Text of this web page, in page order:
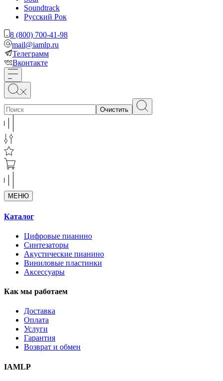
Soundtrack
Русский Рок
8 (800) 700-41-98
mail@iamlp.ru
Телеграмм
Вконтакте
Очистить
МЕНЮ
Каталог
Цифровые пианино
Синтезаторы
Акустические пианино
Виниловые пластинки
Аксессуары
Как мы работаем
Доставка
Оплата
Услуги
Гарантия
Возврат и обмен
IAMLP